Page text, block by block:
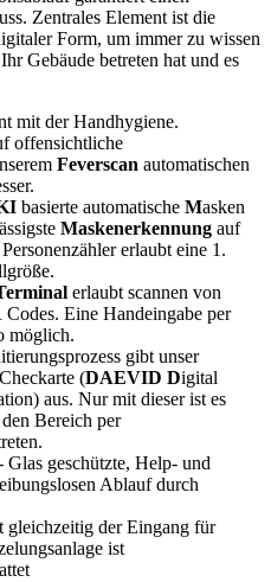
Zentrales Element ist die
Form, um immer zu wissen
Gebäude betreten hat und es
mit der Handhygiene.
offensichtliche
Feverscan automatischen
basierte automatische Masken
Maskenerkennung auf
erlaubt eine 1.
erlaubt scannen von
Eine Handeingabe per
möglich.
gibt unser
(DAEVID Digital
aus. Nur mit dieser ist es
Bereich per
geschützte, Help- und
Ablauf durch
gleichzeitig der Eingang für
ist